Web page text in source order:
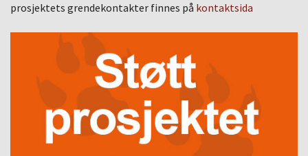
prosjektets grendekontakter finnes på kontaktsida